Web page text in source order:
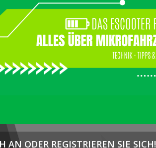
AN ODER REGISTRIEREN SIE SICH!